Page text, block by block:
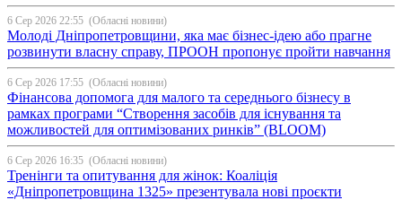
6 Сер 2026 22:55 (Обласні новини)
Молоді Дніпропетровщини, яка має бізнес-ідею або прагне
розвинути власну справу, ПРООН пропонує пройти навчання
6 Сер 2026 17:55 (Обласні новини)
Фінансова допомога для малого та середнього бізнесу в
рамках програми “Створення засобів для існування та
можливостей для оптимізованих ринків” (BLOOM)
6 Сер 2026 16:35 (Обласні новини)
Тренінги та опитування для жінок: Коаліція
«Дніпропетровщина 1325» презентувала нові проєкти